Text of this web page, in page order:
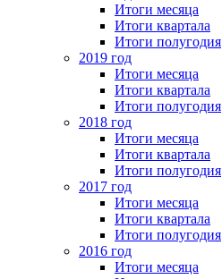
Итоги месяца
Итоги квартала
Итоги полугодия
2019 год
Итоги месяца
Итоги квартала
Итоги полугодия
2018 год
Итоги месяца
Итоги квартала
Итоги полугодия
2017 год
Итоги месяца
Итоги квартала
Итоги полугодия
2016 год
Итоги месяца